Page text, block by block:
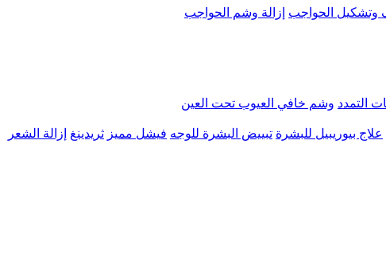
وتشكيل الحواجب إزالة وشم الحواجب
التمدد وشم خافي العيوب تحت العين
علاج بيوريبيل للبشرة تبييض البشرة للوجه فيشل مميز ثريدينغ إزالة الشعر